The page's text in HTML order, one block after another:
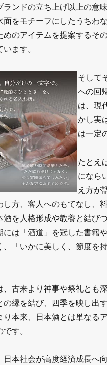
ランドの立ち上げ以上の意
面をモチーフにしたうちわ
めのアイテムを提案する
ます。
そして
への回
は、現
かし実
は一定
たとえ
になら
え方が
し方、客人へのもてなし
酒を人格形成や教養と結び
には「酒道」を冠した書籍
、「いかに美しく、節度を
、古来より神事や祭礼とも
の縁を結び、四季を映し出
り本来、日本酒とは単なる
す。
日本社会が高度経済成長へ